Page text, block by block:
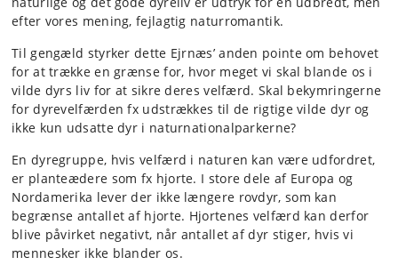
efter vores mening, fejlagtig naturromantik.
Til gengæld styrker dette Ejrnæs’anden pointe om behovet
for at trække en grænsefor, hvor meget vi skal blande os i
vilde dyrs liv for at sikre deres velfærd. Skal bekymringerne
for dyrevelfærdenfx udstrækkes til de rigtige vilde dyr og
ikke kun udsatte dyr i naturnationalparkerne?
En dyregruppe, hvis velfærd i naturen kan være udfordret,
er planteædere som fx hjorte. I store dele af Europa og
Nordamerika lever der ikke længere rovdyr, som kan
begrænse antallet af hjorte. Hjortenes velfærd kan derfor
blive påvirket negativt, når antallet af dyr stiger, hvisvi
mennesker ikke blander os.